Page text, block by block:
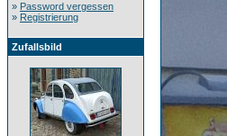
» Password vergessen
» Registrierung
Zufallsbild